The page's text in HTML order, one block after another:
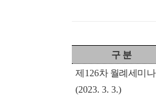
구 분
제 126차 월례세미나
(2023. 3. 3.)